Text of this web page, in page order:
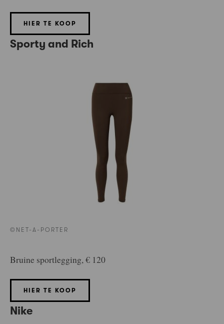
HIER TE KOOP
Sporty and Rich
©NET-A-PORTER
Bruine sportlegging, € 120
HIER TE KOOP
Nike